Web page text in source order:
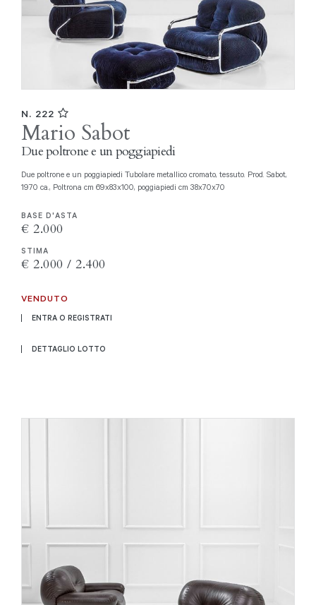
N. 222
Mario Sabot
Due poltrone e un poggiapiedi
Due poltrone e un poggiapiedi Tubolare metallico cromato, tessuto. Prod. Sabot,
1970 ca., Poltrona cm 69x83x100, poggiapiedi cm 38x70x70
BASE D'ASTA
€ 2.000
STIMA
€ 2.000 / 2.400
VENDUTO
ENTRA O REGISTRATI
DETTAGLIO LOTTO